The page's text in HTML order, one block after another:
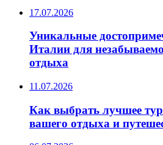
17.07.2026
Уникальные
Италии для
отдыха
11.07.2026
Как выбрать лучшее
вашего отдыха и